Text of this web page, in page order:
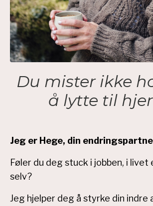
Du mister ikke
å lytte til
Jeg er Hege, din
Føler du deg stuck i jobben, i livet
selv?
Jeg hjelper deg å styrke din indre